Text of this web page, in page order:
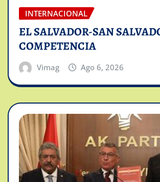
INTERNACIONAL
EL SALVADOR-SAN
COMPETENCIA
Vimag Ago 6, 2026